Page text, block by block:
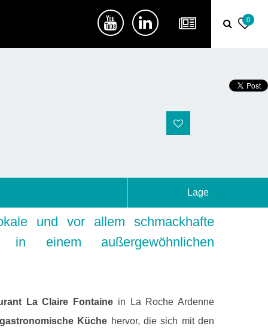
0
Lage
und vor allem schmackhafte
in einem außergewöhnlichen
La Claire Fontaine in La Roche Ardenne
gastronomische Küche hervor, die sich mit den